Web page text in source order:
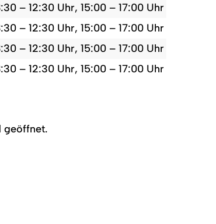
– 12:30 Uhr, 15:00 – 17:00 Uhr
– 12:30 Uhr, 15:00 – 17:00 Uhr
– 12:30 Uhr, 15:00 – 17:00 Uhr
– 12:30 Uhr, 15:00 – 17:00 Uhr
geöffnet.